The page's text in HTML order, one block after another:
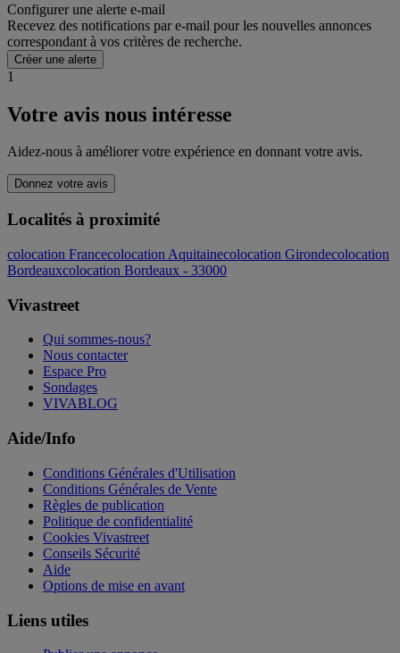
Configurer une alerte e-mail
Recevez des notifications par e-mail pour les nouvelles annonces
correspondant à vos critères de recherche.
Créer une alerte
1
Votre avis nous intéresse
Aidez-nous à améliorer votre expérience en donnant votre avis.
Donnez votre avis
Localités à proximité
colocation Francecolocation Aquitainecolocation Girondecolocation
Bordeauxcolocation Bordeaux - 33000
Vivastreet
Qui sommes-nous?
Nous contacter
Espace Pro
Sondages
VIVABLOG
Aide/Info
Conditions Générales d'Utilisation
Conditions Générales de Vente
Règles de publication
Politique de confidentialité
Cookies Vivastreet
Conseils Sécurité
Aide
Options de mise en avant
Liens utiles